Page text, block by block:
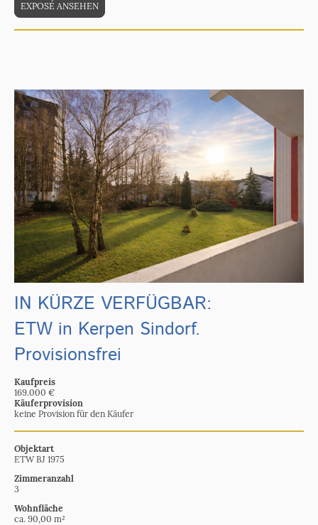
EXPOSÉ ANSEHEN
IN KÜRZE VERFÜGBAR:
ETW in Kerpen Sindorf.
Provisionsfrei
Kaufpreis
169.000 €
Käuferprovision
keine Provision für den Käufer
Objektart
ETW BJ 1975
Zimmeranzahl
3
Wohnfläche
ca. 90,00 m²